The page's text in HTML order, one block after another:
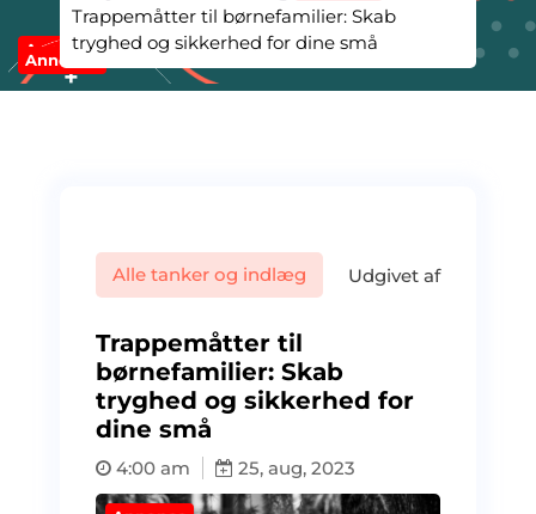
Annonce
Annonce
Trappemåtter til børnefamilier: Skab
tryghed og sikkerhed for dine små
Alle tanker og indlæg Udgivet af
Trappemåtter til
børnefamilier: Skab
tryghed og sikkerhed for
dine små
4:00 am 25, aug, 2023